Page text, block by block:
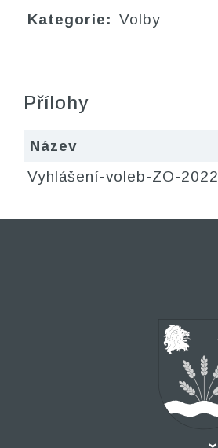
Kategorie: Volby
Přílohy
Název
Vyhlášení-voleb-ZO-2022